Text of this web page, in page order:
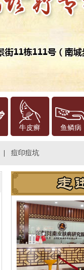
牛皮癣 鱼鳞病
痘印痘坑